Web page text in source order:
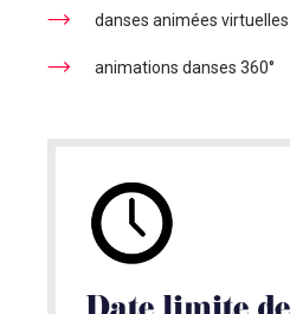
danses animées
animations danses 360°